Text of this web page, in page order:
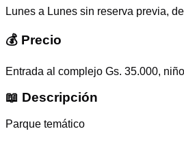
Lunes a Lunes sin reserva previa,
💰 Precio
Entrada al complejo Gs. 35.000,
📖 Descripción
Parque temático